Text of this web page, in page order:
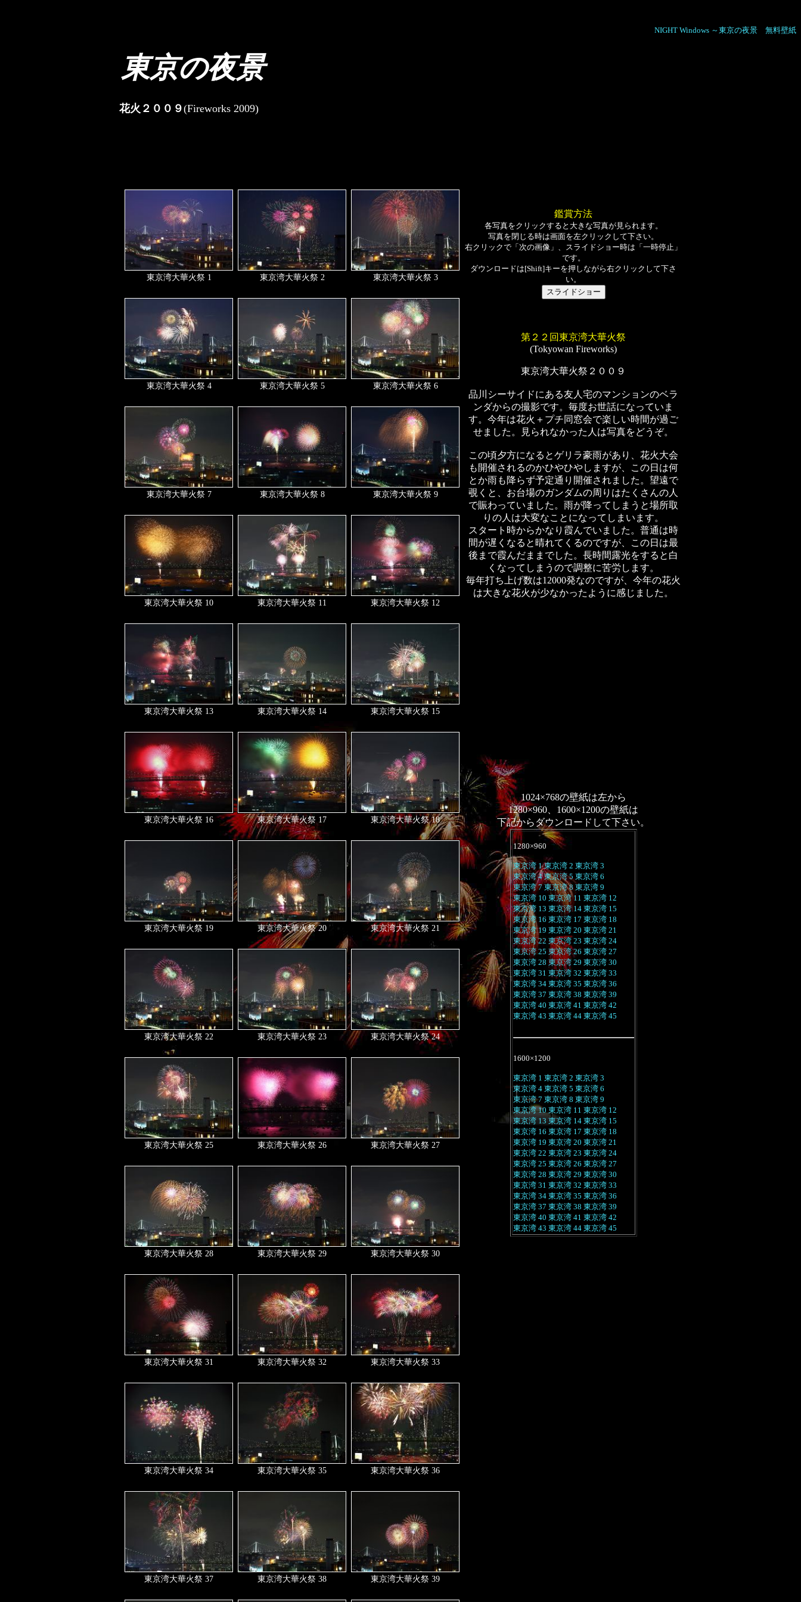
NIGHT Windows ～東京の夜景 無料壁紙
東京の夜景
花火２００９(Fireworks 2009)
東京湾大華火祭 1 東京湾大華火祭 2 東京湾大華火祭 3
東京湾大華火祭 4 東京湾大華火祭 5 東京湾大華火祭 6
東京湾大華火祭 7 東京湾大華火祭 8 東京湾大華火祭 9
東京湾大華火祭 10 東京湾大華火祭 11 東京湾大華火祭 12
東京湾大華火祭 13 東京湾大華火祭 14 東京湾大華火祭 15
東京湾大華火祭 16 東京湾大華火祭 17 東京湾大華火祭 18
東京湾大華火祭 19 東京湾大華火祭 20 東京湾大華火祭 21
東京湾大華火祭 22 東京湾大華火祭 23 東京湾大華火祭 24
東京湾大華火祭 25 東京湾大華火祭 26 東京湾大華火祭 27
東京湾大華火祭 28 東京湾大華火祭 29 東京湾大華火祭 30
東京湾大華火祭 31 東京湾大華火祭 32 東京湾大華火祭 33
東京湾大華火祭 34 東京湾大華火祭 35 東京湾大華火祭 36
東京湾大華火祭 37 東京湾大華火祭 38 東京湾大華火祭 39
鑑賞方法
各写真をクリックすると大きな写真が見られます。
写真を閉じる時は画面を左クリックして下さい。
右クリックで「次の画像」、スライドショー時は「一時停止」
です。
ダウンロードは[Shift]キーを押しながら右クリックして下さ
い。
第２２回東京湾大華火祭
(Tokyowan Fireworks)
東京湾大華火祭２００９
品川シーサイドにある友人宅のマンションのベラ
ンダからの撮影です。毎度お世話になっていま
す。今年は花火＋プチ同窓会で楽しい時間が過ご
せました。見られなかった人は写真をどうぞ。
この頃夕方になるとゲリラ豪雨があり、花火大会
も開催されるのかひやひやしますが、この日は何
とか雨も降らず予定通り開催されました。望遠で
覗くと、お台場のガンダムの周りはたくさんの人
で賑わっていました。雨が降ってしまうと場所取
りの人は大変なことになってしまいます。
スタート時からかなり霞んでいました。普通は時
間が遅くなると晴れてくるのですが、この日は最
後まで霞んだままでした。長時間露光をすると白
くなってしまうので調整に苦労します。
毎年打ち上げ数は12000発なのですが、今年の花火
は大きな花火が少なかったように感じました。
1024×768の壁紙は左から
1280×960、1600×1200の壁紙は
下記からダウンロードして下さい。
1280×960
東京湾 1 東京湾 2 東京湾 3
東京湾 4 東京湾 5 東京湾 6
東京湾 7 東京湾 8 東京湾 9
東京湾 10 東京湾 11 東京湾 12
東京湾 13 東京湾 14 東京湾 15
東京湾 16 東京湾 17 東京湾 18
東京湾 19 東京湾 20 東京湾 21
東京湾 22 東京湾 23 東京湾 24
東京湾 25 東京湾 26 東京湾 27
東京湾 28 東京湾 29 東京湾 30
東京湾 31 東京湾 32 東京湾 33
東京湾 34 東京湾 35 東京湾 36
東京湾 37 東京湾 38 東京湾 39
東京湾 40 東京湾 41 東京湾 42
東京湾 43 東京湾 44 東京湾 45
1600×1200
東京湾 1 東京湾 2 東京湾 3
東京湾 4 東京湾 5 東京湾 6
東京湾 7 東京湾 8 東京湾 9
東京湾 10 東京湾 11 東京湾 12
東京湾 13 東京湾 14 東京湾 15
東京湾 16 東京湾 17 東京湾 18
東京湾 19 東京湾 20 東京湾 21
東京湾 22 東京湾 23 東京湾 24
東京湾 25 東京湾 26 東京湾 27
東京湾 28 東京湾 29 東京湾 30
東京湾 31 東京湾 32 東京湾 33
東京湾 34 東京湾 35 東京湾 36
東京湾 37 東京湾 38 東京湾 39
東京湾 40 東京湾 41 東京湾 42
東京湾 43 東京湾 44 東京湾 45